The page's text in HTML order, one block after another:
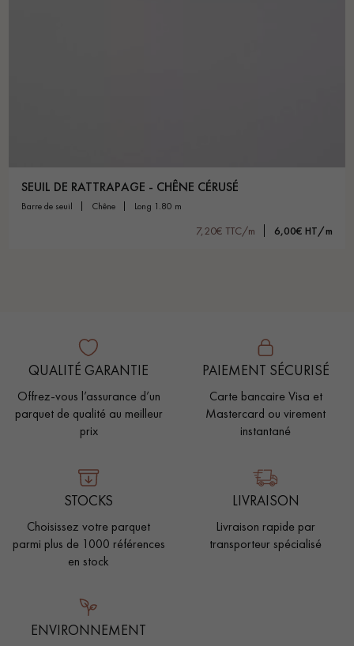
SEUIL DE RATTRAPAGE - CHÊNE CÉRUSÉ
barre de seuil chêne long 1.80 m
7,20€ TTC/m 6,00€ HT/m
QUALITÉ GARANTIE
Offrez-vous l’assurance d’un
parquet de qualité au meilleur
prix
PAIEMENT SÉCURISÉ
Carte bancaire Visa et
Mastercard ou virement
instantané
STOCKS
Choisissez votre parquet
parmi plus de 1000 références
en stock
LIVRAISON
Livraison rapide par
transporteur spécialisé
ENVIRONNEMENT